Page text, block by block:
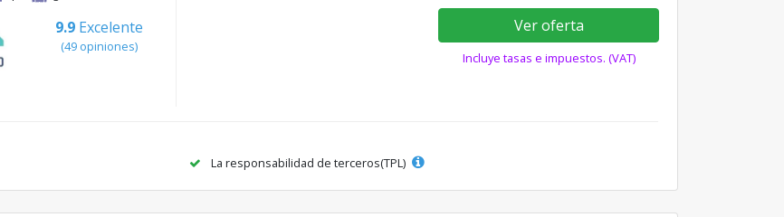
9.9 Excelente
(49 opiniones)
Ver oferta
Incluye tasas e impuestos. (VAT)
La responsabilidad de terceros(TPL)